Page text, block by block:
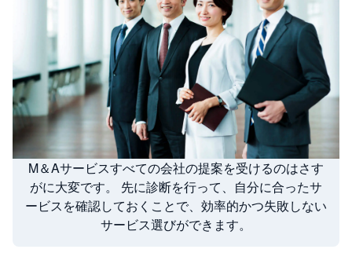
M＆Aサービスすべての会社の提案を受けるのはさす
がに大変です。 先に診断を行って、自分に合ったサ
ービスを確認しておくことで、効率的かつ失敗しない
サービス選びができます。